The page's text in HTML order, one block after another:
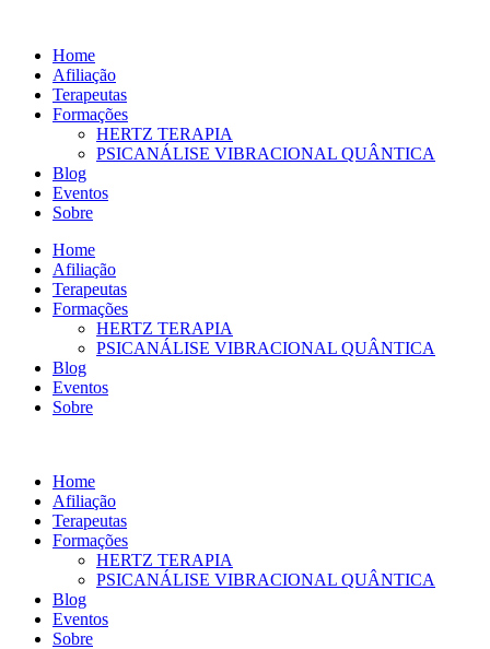
conteúdo
Home
Afiliação
Terapeutas
Formações
HERTZ TERAPIA
PSICANÁLISE VIBRACIONAL QUÂNTICA
Blog
Eventos
Sobre
Home
Afiliação
Terapeutas
Formações
HERTZ TERAPIA
PSICANÁLISE VIBRACIONAL QUÂNTICA
Blog
Eventos
Sobre
Home
Afiliação
Terapeutas
Formações
HERTZ TERAPIA
PSICANÁLISE VIBRACIONAL QUÂNTICA
Blog
Eventos
Sobre